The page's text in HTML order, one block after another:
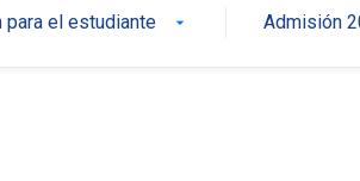
para el estudiante arrow_drop_down Admisión